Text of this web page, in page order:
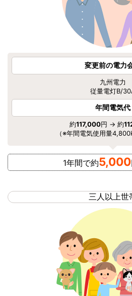
変更前の電力
九州電力
従量電灯B/
年間電気代
約117,000円 → 約
（※年間電気使用量
1年間で約5,000
三人以上世